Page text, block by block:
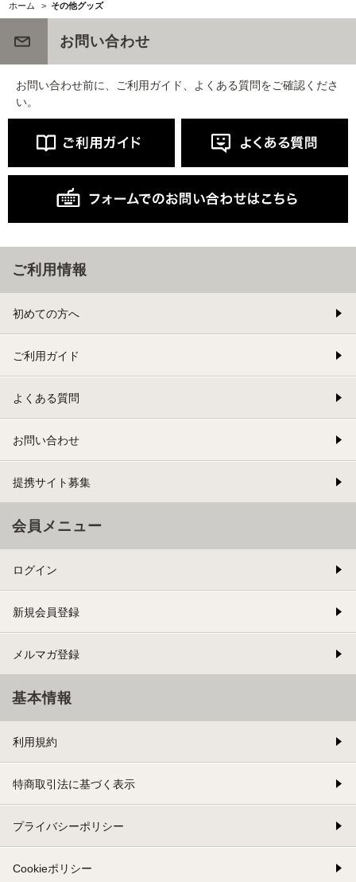
ホーム > その他グッズ
お問い合わせ
お問い合わせ前に、ご利用ガイド、よくある質問をご確認くださ
い。
ご利用情報
初めての方へ
ご利用ガイド
よくある質問
お問い合わせ
提携サイト募集
会員メニュー
ログイン
新規会員登録
メルマガ登録
基本情報
利用規約
特商取引法に基づく表示
プライバシーポリシー
Cookieポリシー